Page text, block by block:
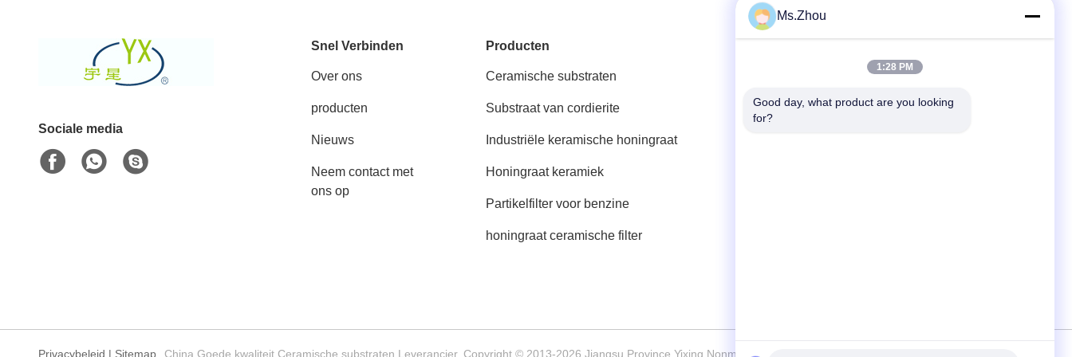
Sociale media
Snel Verbinden
Over ons
producten
Nieuws
Neem contact met
ons op
Producten
Ceramische substraten
Substraat van cordierite
Industriële keramische honingraat
Honingraat keramiek
Partikelfilter voor benzine
honingraat ceramische filter
86-0510-87189500
Privacybeleid | Sitemap China Goede kwaliteit Ceramische substraten Leverancier. Copyright © 2013-2026 Jiangsu Province Yixing Nonmetallic Chemical Machinery Factory Co.,Ltd . Alle Rechten
Ms.Zhou
1:28 PM
Good day, what product are you looking
for?